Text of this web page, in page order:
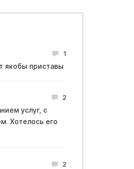
1
якобы приставы
2
услуг, с
Хотелось его
2